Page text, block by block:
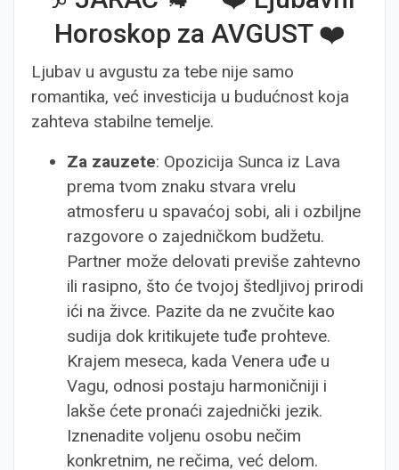
Horoskop za AVGUST ❤️
Ljubav u avgustu za tebe nije samo
romantika, već investicija u budućnost koja
zahteva stabilne temelje.
Za zauzete: Opozicija Sunca iz Lava
prema tvom znaku stvara vrelu
atmosferu u spavaćoj sobi, ali i ozbiljne
razgovore o zajedničkom budžetu.
Partner može delovati previše zahtevno
ili rasipno, što će tvojoj štedljivoj prirodi
ići na živce. Pazite da ne zvučite kao
sudija dok kritikujete tuđe prohteve.
Krajem meseca, kada Venera uđe u
Vagu, odnosi postaju harmoničniji i
lakše ćete pronaći zajednički jezik.
Iznenadite voljenu osobu nečim
konkretnim, ne rečima, već delom.